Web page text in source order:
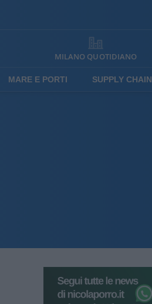
MILANO QUOTIDIANO
MARE E PORTI SUPPLY CHAIN